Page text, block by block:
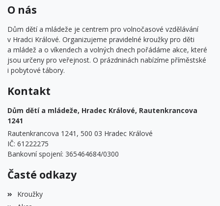
O nás
Dům dětí a mládeže je centrem pro volnočasové vzdělávání
v Hradci Králové. Organizujeme pravidelné kroužky pro děti
a mládež a o víkendech a volných dnech pořádáme akce, které
jsou určeny pro veřejnost. O prázdninách nabízíme příměstské
i pobytové tábory.
Kontakt
Dům dětí a mládeže, Hradec Králové, Rautenkrancova
1241
Rautenkrancova 1241, 500 03 Hradec Králové
IČ: 61222275
Bankovní spojení: 365464684/0300
Časté odkazy
Kroužky